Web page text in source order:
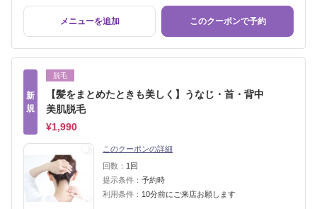
メニューを追加 このクーポンで予約
新
規
脱毛
【髪をまとめたときも美しく】うなじ・首・背中
美肌脱毛
¥1,990
このクーポンの詳細
回数： 1回
提示条件： 予約時
利用条件： 10分前にご来店お願します